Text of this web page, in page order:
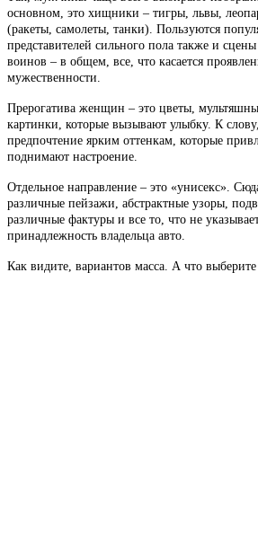
основном, это хищники – тигры, львы,
(ракеты, самолеты, танки). Пользуются
представителей сильного пола также и
воинов – в общем, все, что касается
мужественности.
Прерогатива женщин – это цветы,
картинки, которые вызывают улыбку. К
предпочтение ярким оттенкам, которые
поднимают настроение.
Отдельное направление – это «унисекс».
различные пейзажи, абстрактные узоры,
различные фактуры и все то, что не
принадлежность владельца авто.
Как видите, вариантов масса. А что